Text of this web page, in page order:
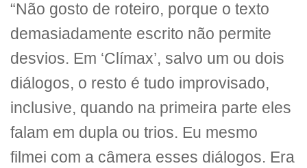
“Não gosto de roteiro, porque o texto
demasiadamente escrito não permite
desvios. Em ‘Clímax’, salvo um ou dois
diálogos, o resto é tudo improvisado,
inclusive, quando na primeira parte eles
falam em dupla ou trios. Eu mesmo
filmei com a câmera esses diálogos. Era